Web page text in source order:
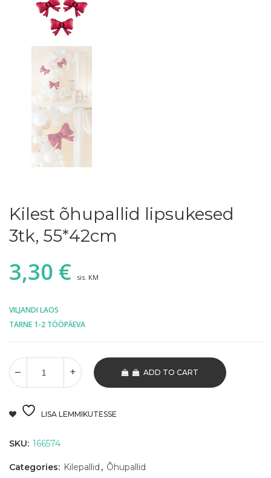
Kilest õhupallid lipsukesed
3tk, 55*42cm
3,30 € sis. KM
VILJANDI LAOS
TARNE 1-2 TÖÖPÄEVA
ADD TO CART
LISA LEMMIKUTESSE
SKU: 166574
Categories: Kilepallid , Õhupallid